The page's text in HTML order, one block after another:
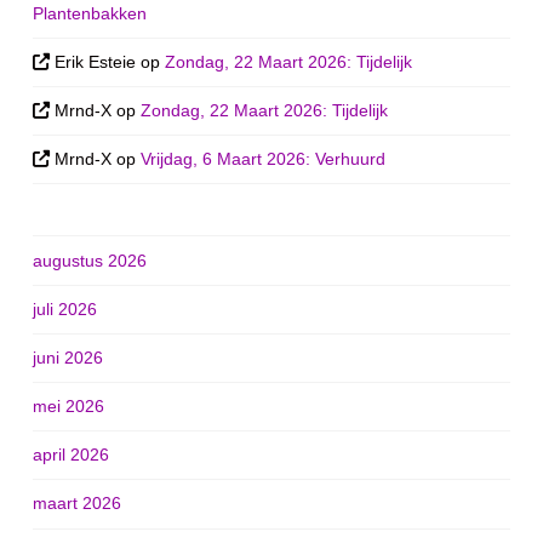
Plantenbakken
Erik Esteie opZondag, 22 Maart 2026: Tijdelijk
Mrnd-X opZondag, 22 Maart 2026: Tijdelijk
Mrnd-X opVrijdag, 6 Maart 2026: Verhuurd
augustus 2026
juli 2026
juni 2026
mei 2026
april 2026
maart 2026